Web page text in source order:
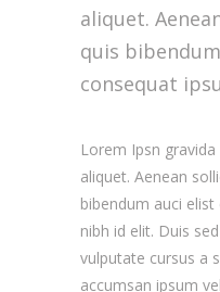
aliquet.
quis
consequat
Lorem Ipsn
aliquet. Aenean
bibendum auci
nibh id elit. Duis
vulputate cursus a
accumsan ipsum